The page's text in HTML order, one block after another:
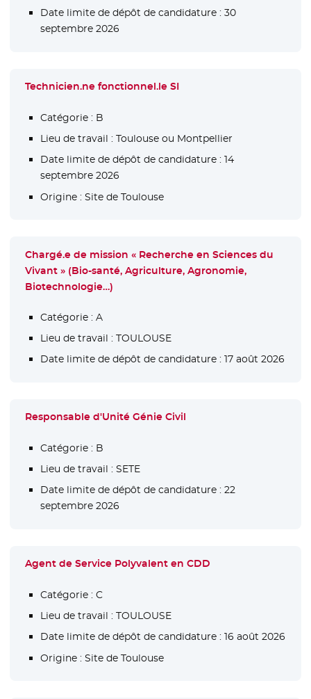
Date limite de dépôt de candidature : 30
septembre 2026
Technicien.ne fonctionnel.le SI
Catégorie : B
Lieu de travail : Toulouse ou Montpellier
Date limite de dépôt de candidature : 14
septembre 2026
Origine : Site de Toulouse
Chargé.e de mission « Recherche en Sciences du
Vivant » (Bio-santé, Agriculture, Agronomie,
Biotechnologie…)
Catégorie : A
Lieu de travail : TOULOUSE
Date limite de dépôt de candidature : 17 août 2026
Responsable d'Unité Génie Civil
Catégorie : B
Lieu de travail : SETE
Date limite de dépôt de candidature : 22
septembre 2026
Agent de Service Polyvalent en CDD
Catégorie : C
Lieu de travail : TOULOUSE
Date limite de dépôt de candidature : 16 août 2026
Origine : Site de Toulouse